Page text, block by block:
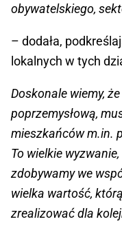
obywatelskiego,
– dodała,
lokalnych w tych
Doskonale wiemy,
poprzemysłową,
mieszkańców m.in.
To wielkie
zdobywamy we
wielka wartość,
zrealizować dla